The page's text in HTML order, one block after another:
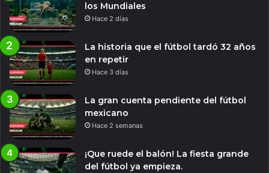
los Mundiales
Hace 2 días
La historia que el fútbol tardó 32 años
en repetir
Hace 3 días
La gran cuenta pendiente del fútbol
mexicano
Hace 2 semanas
¡Que ruede el balón! La fiesta grande
del fútbol ya empieza.